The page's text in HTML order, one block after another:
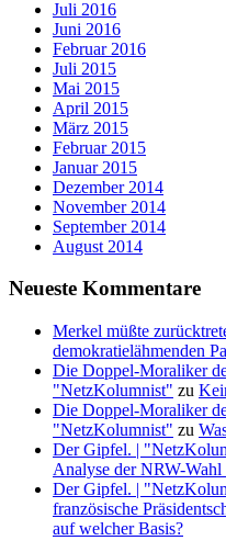
Juli 2016
Juni 2016
Februar 2016
Juli 2015
Mai 2015
April 2015
März 2015
Februar 2015
Januar 2015
Dezember 2014
November 2014
September 2014
August 2014
Neueste Kommentare
Merkel müßte
demokratielähmenden
Die Doppel-Moraliker
"NetzKolumnist" zu
Die Doppel-Moraliker
"NetzKolumnist" zu
Der Gipfel. |
Analyse der NRW-Wahl
Der Gipfel. |
französische
auf welcher Basis?